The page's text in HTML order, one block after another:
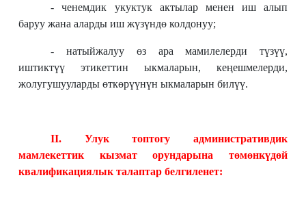
- ченемдик укуктук актылар менен иш алып
баруу жана аларды иш жүзүндө колдонуу;
- натыйжалуу өз ара мамилелерди түзүү,
иштиктүү этикеттин ыкмаларын, кеңешмелерди,
жолугушууларды өткөрүүнүн ыкмаларын билүү.
II. Улук топтогу административдик
мамлекеттик кызмат орундарына төмөнкүдөй
квалификациялык талаптар белгиленет: